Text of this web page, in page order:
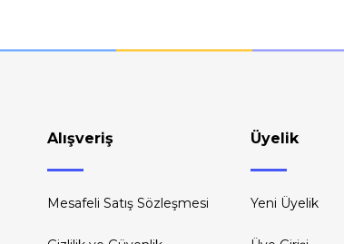
Alışveriş
Mesafeli Satış Sözleşmesi
Üyelik
Yeni Üyelik